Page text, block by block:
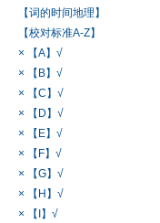
【词的时间地理】
【校对标准A-Z】
× 【A】√
× 【B】√
× 【C】√
× 【D】√
× 【E】√
× 【F】√
× 【G】√
× 【H】√
× 【I】√